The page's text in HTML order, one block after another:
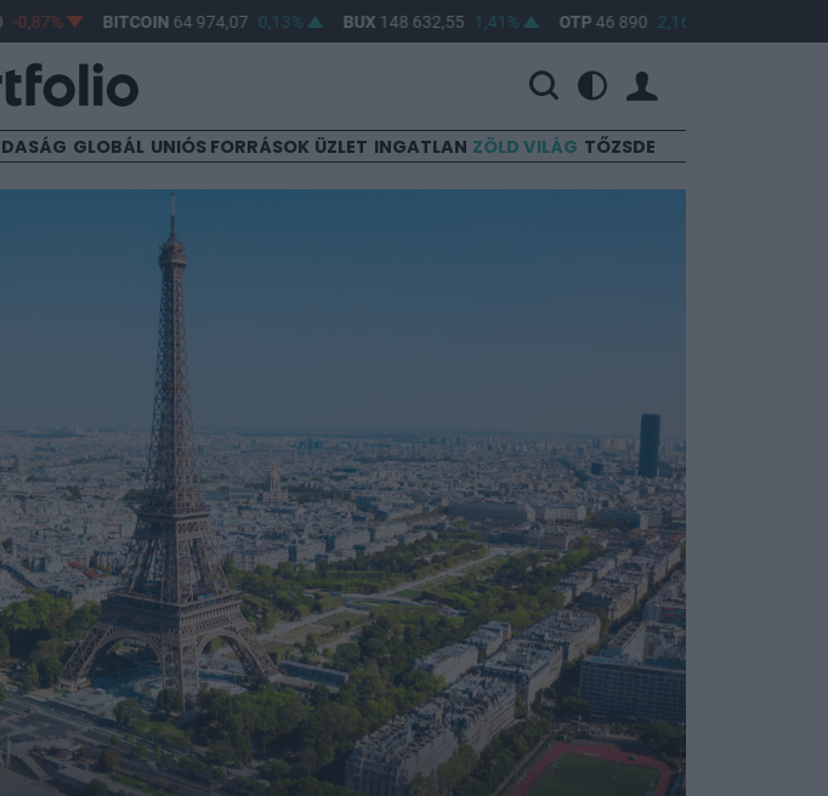
BITCOIN64 974,07 0,13% BUX 148 632,55 1,41% OTP 46 890 2,16%
GLOBÁL UNIÓS FORRÁSOK ÜZLET INGATLAN ZÖLD VILÁG TŐZSDE